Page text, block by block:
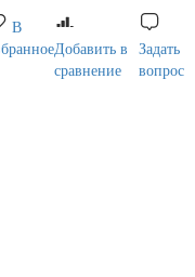
В
Добавить в
сравнение
Задать
вопрос